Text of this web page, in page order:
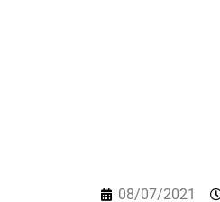
08/07/2021